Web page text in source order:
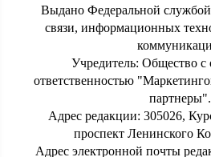
Выдано Федеральной службой
связи, информационных
Учредитель: Общество с
ответственностью
партнеры".
Адрес редакции: 305026,
проспект Ленинского
Адрес электронной почты